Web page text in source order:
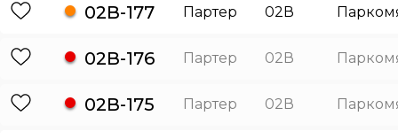
02В-177 Партер 02В
02В-176 Партер 02В
02В-175 Партер 02В